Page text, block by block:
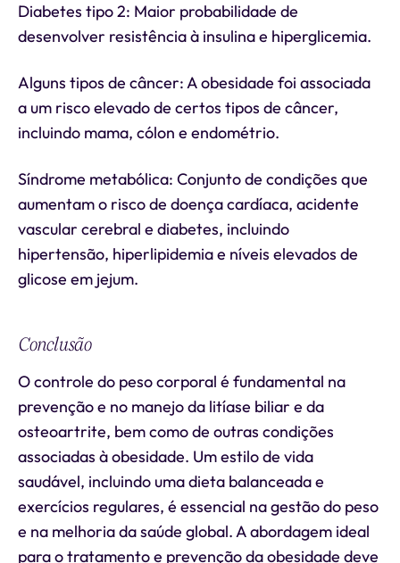
Diabetes tipo 2: Maior probabilidade de
desenvolver resistência à insulina e hiperglicemia.
Alguns tipos de câncer: A obesidade foi associada
a um risco elevado de certos tipos de câncer,
incluindo mama, cólon e endométrio.
Síndrome metabólica: Conjunto de condições que
aumentam o risco de doença cardíaca, acidente
vascular cerebral e diabetes, incluindo
hipertensão, hiperlipidemia e níveis elevados de
glicose em jejum.
Conclusão
O controle do peso corporal é fundamental na
prevenção e no manejo da litíase biliar e da
osteoartrite, bem como de outras condições
associadas à obesidade. Um estilo de vida
saudável, incluindo uma dieta balanceada e
exercícios regulares, é essencial na gestão do peso
e na melhoria da saúde global. A abordagem ideal
para o tratamento e prevenção da obesidade deve